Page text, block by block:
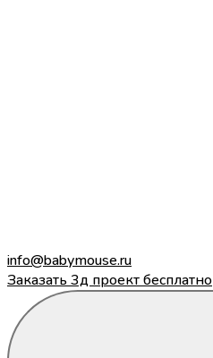
info@babymouse.ru
Заказать 3д проект бесплатно